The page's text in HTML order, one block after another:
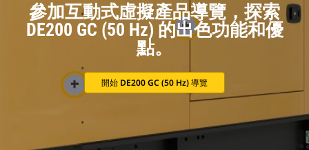
參加互動式虛擬產品導覽，探索
DE200 GC (50 Hz) 的出色功能和優
點。
開始 DE200 GC (50 Hz) 導覽